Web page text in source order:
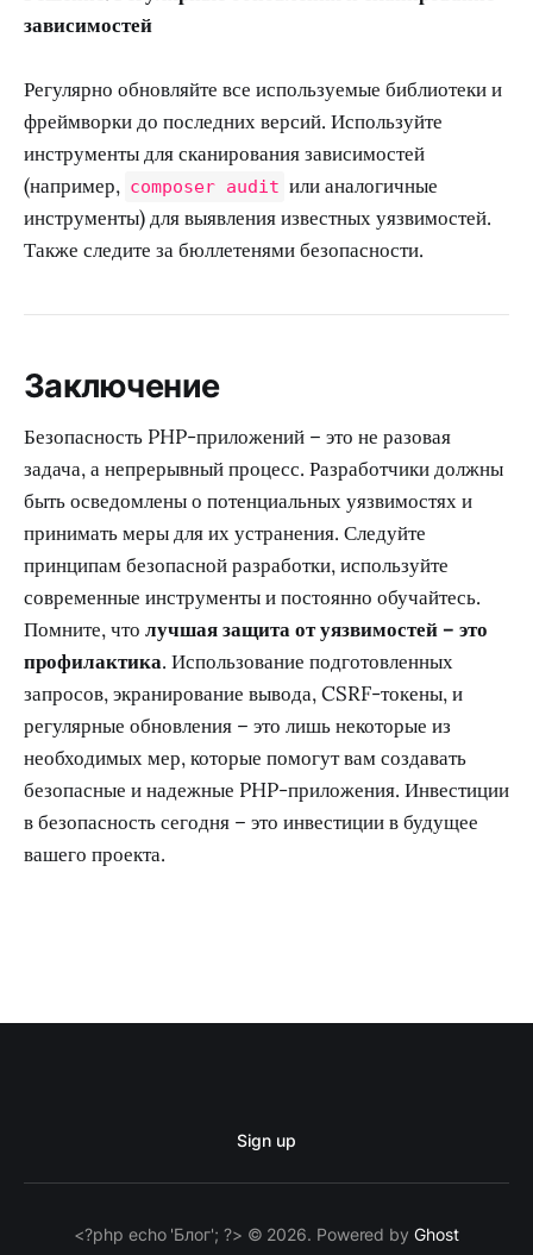
зависимостей
Регулярно обновляйте все используемые библиотеки и
фреймворки до последних версий. Используйте
инструменты для сканирования зависимостей
(например, composer audit или аналогичные
инструменты) для выявления известных уязвимостей.
Также следите за бюллетенями безопасности.
Заключение
Безопасность PHP-приложений – это не разовая
задача, а непрерывный процесс. Разработчики должны
быть осведомлены о потенциальных уязвимостях и
принимать меры для их устранения. Следуйте
принципам безопасной разработки, используйте
современные инструменты и постоянно обучайтесь.
Помните, что лучшая защита от уязвимостей – это
профилактика. Использование подготовленных
запросов, экранирование вывода, CSRF-токены, и
регулярные обновления – это лишь некоторые из
необходимых мер, которые помогут вам создавать
безопасные и надежные PHP-приложения. Инвестиции
в безопасность сегодня – это инвестиции в будущее
вашего проекта.
Sign up
<?php echo 'Блог'; ?> © 2026. Powered by Ghost